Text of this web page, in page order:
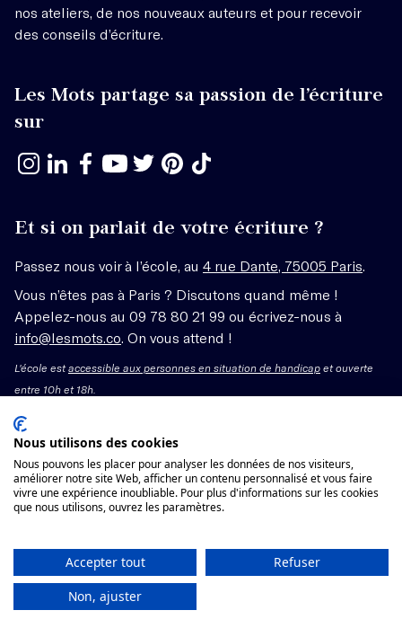
nos ateliers, de nos nouveaux auteurs et pour recevoir
des conseils d’écriture.
Les Mots partage sa passion de l’écriture
sur
Et si on parlait de votre écriture ?
Passez nous voir à l’école, au 4 rue Dante, 75005 Paris
Vous n’êtes pas à Paris ? Discutons quand même !
Appelez-nous au 09 78 80 21 99 ou écrivez-nous à
info@lesmots.co . On vous attend !
L'école estaccessible aux personnes en situation de handicap et ouverte
entre 10h et 18h.
Mentions légales – CGV
Organisme de formation enregistré sous le numéro
11755662775 auprès du préfet de région Île-de-France.
Voir les conditions générales de vente
Nous utilisons des cookies
Nous pouvons les placer pour analyser les données de nos visiteurs,
améliorer notre site Web, afficher un contenu personnalisé et vous faire
vivre une expérience inoubliable. Pour plus d'informations sur les cookies
que nous utilisons, ouvrez les paramètres.
Accepter tout
Refuser
Non, ajuster